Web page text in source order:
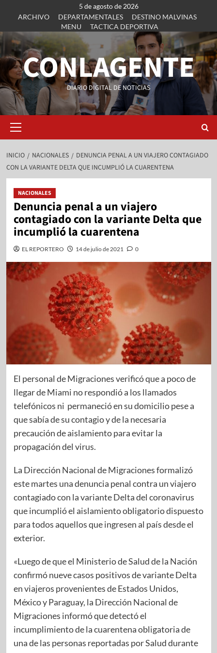
5 de agosto de 2026
ARCHIVO
DEPARTAMENTALES
DESTINO MALVINAS
MENU
TACTICA DEPORTIVA
CONLAGENTE
DIARIO DIGITAL DE NOTICIAS
INICIO NACIONALES
DENUNCIA PENAL A UN VIAJERO CONTAGIADO
CON LA VARIANTE DELTA QUE INCUMPLIÓ LA CUARENTENA
NACIONALES
Denuncia penal a un viajero
contagiado con la variante Delta que
incumplió la cuarentena
EL REPORTERO 14 de julio de 2021 0
El personal de Migraciones verificó que a poco de
llegar de Miami no respondió a los llamados
telefónicos ni permaneció en su domicilio pese a
que sabía de su contagio y de la necesaria
precaución de aislamiento para evitar la
propagación del virus.
La Dirección Nacional de Migraciones formalizó
este martes una denuncia penal contra un viajero
contagiado con la variante Delta del coronavirus
que incumplió el aislamiento obligatorio dispuesto
para todos aquellos que ingresen al país desde el
exterior.
«Luego de que el Ministerio de Salud de la Nación
confirmó nueve casos positivos de variante Delta
en viajeros provenientes de Estados Unidos,
México y Paraguay, la Dirección Nacional de
Migraciones informó que detectó el
incumplimiento de la cuarentena obligatoria de
una de las personas reportadas por Salud durante